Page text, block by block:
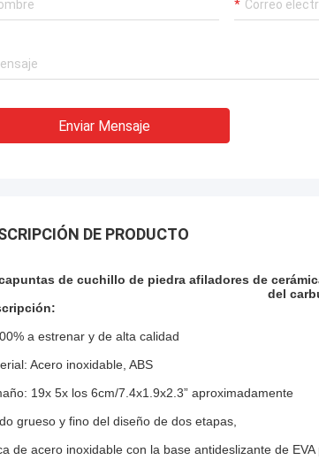
Enviar Mensaje
DE PRODUCTO
de cuchillo de piedra afiladores de
del
a estrenar y de alta calidad
Acero inoxidable, ABS
19x 5x los 6cm/7.4x1.9x2.3” aproximadamente
grueso y fino del diseño de dos etapas,
de acero inoxidable con la base antideslizante de